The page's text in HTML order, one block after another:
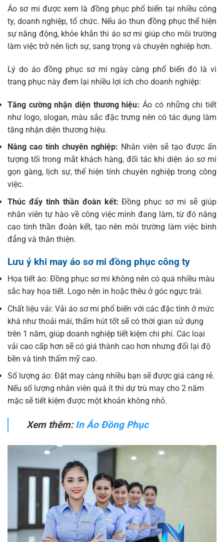
Áo sơ mi được xem là đồng phục phổ biến tại nhiều công
ty, doanh nghiệp, tổ chức. Nếu áo thun đồng phục thể hiện
sự năng động, khỏe khắn thì áo sơ mi giúp cho môi trường
làm việc trở nên lịch sự, sang trọng và chuyên nghiệp hơn.
Lý do áo đồng phục sơ mi ngày càng phổ biến đó là vì
trang phục này đem lại nhiều lợi ích cho doanh nghiệp:
Tăng cường nhận diện thương hiệu: Áo có những chi tiết
như logo, slogan, màu sắc đặc trưng nên có tác dụng làm
tăng nhận diện thương hiệu.
Nâng cao tính chuyên nghiệp: Nhân viên sẽ tạo được ấn
tượng tối trong mắt khách hàng, đối tác khi diện áo sơ mi
gọn gàng, lịch sự, thể hiện tính chuyên nghiệp trong công
việc.
Thúc đẩy tinh thần đoàn kết: Đồng phục sơ mi sẽ giúp
nhân viên tự hào về công việc mình đang làm, từ đó nâng
cao tinh thần đoàn kết, tạo nên môi trường làm việc bình
đẳng và thân thiện.
Lưu ý khi may áo sơ mi đồng phục công ty
Họa tiết áo: Đồng phục sơ mi không nên có quá nhiều màu
sắc hay họa tiết. Logo nên in hoặc thêu ở góc ngực trái.
Chất liệu vải: Vải áo sơ mi phổ biến với các đặc tính ở mức
khá như thoải mái, thấm hút tốt sẽ có thời gian sử dụng
trên 1 năm, giúp doanh nghiệp tiết kiệm chi phí. Các loại
vải cao cấp hơn sẽ có giá thành cao hơn nhưng đổi lại độ
bền và tính thẩm mỹ cao.
Số lượng áo: Đặt may càng nhiều bạn sẽ được giá càng rẻ.
Nếu số lượng nhân viên quá ít thì dự trù may cho 2 năm
mặc sẽ tiết kiệm được một khoản không nhỏ.
Xem thêm:In Áo Đồng Phục